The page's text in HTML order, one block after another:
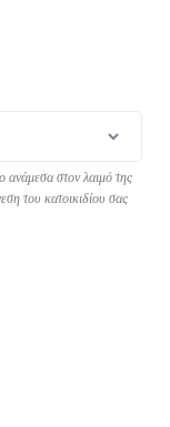
ανάμεσα στον λαιμό της
του κατοικιδίου σας